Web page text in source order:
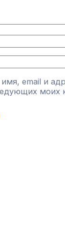
email и
моих